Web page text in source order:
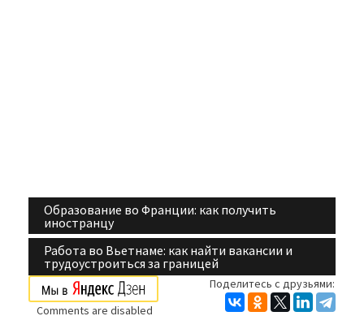
Навигация
по
записям
Образование во Франции: как получить
иностранцу
Работа во Вьетнаме: как найти вакансии и
трудоустроиться за границей
Поделитесь с друзьями:
Comments are disabled